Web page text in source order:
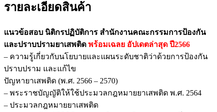
รายละเอียดสินค้า
แนวข้อสอบ นิติกรปฏิบัติการ สำนักงานคณะกรรมการป้องกัน
และปราบปรามยาเสพติด พร้อมเฉลย อัปเดตล่าสุด ปี2566
– ความรู้เกี่ยวกับนโยบายและแผนระดับชาติว่าด้วยการป้องกัน
ปราบปราม และแก้ไข
ปัญหายาเสพติด (พ.ศ. 2566 – 2570)
– พระราชบัญญัติให้ใช้ประมวลกฎหมายยาเสพติด พ.ศ. 2564
– ประมวลกฎหมายยาเสพติด